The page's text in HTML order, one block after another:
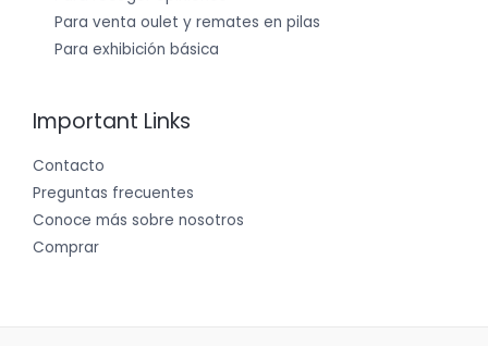
Para venta oulet y remates en pilas
Para exhibición básica
Important Links
Contacto
Preguntas frecuentes
Conoce más sobre nosotros
Comprar